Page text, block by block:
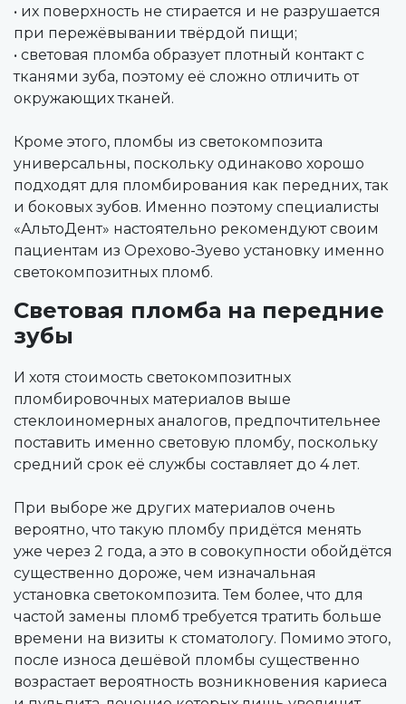
• их поверхность не стирается и не разрушается
при пережёвывании твёрдой пищи;
• световая пломба образует плотный контакт с
тканями зуба, поэтому её сложно отличить от
окружающих тканей.
Кроме этого, пломбы из светокомпозита
универсальны, поскольку одинаково хорошо
подходят для пломбирования как передних, так
и боковых зубов. Именно поэтому специалисты
«АльтоДент» настоятельно рекомендуют своим
пациентам из Орехово-Зуево установку именно
светокомпозитных пломб.
Световая пломба на передние
зубы
И хотя стоимость светокомпозитных
пломбировочных материалов выше
стеклоиномерных аналогов, предпочтительнее
поставить именно световую пломбу, поскольку
средний срок её службы составляет до 4 лет.
При выборе же других материалов очень
вероятно, что такую пломбу придётся менять
уже через 2 года, а это в совокупности обойдётся
существенно дороже, чем изначальная
установка светокомпозита. Тем более, что для
частой замены пломб требуется тратить больше
времени на визиты к стоматологу. Помимо этого,
после износа дешёвой пломбы существенно
возрастает вероятность возникновения кариеса